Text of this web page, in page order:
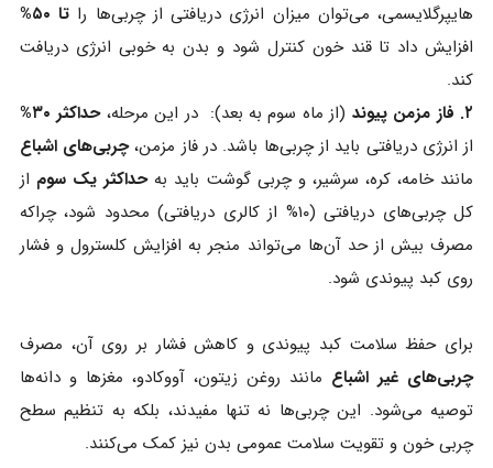
هایپرگلایسمی، می‌توان میزان انرژی دریافتی از چربی‌ها را تا ۵۰%
افزایش داد تا قند خون کنترل شود و بدن به خوبی انرژی دریافت
کند.
۲. فاز مزمن پیوند
(از ماه سوم به بعد): در این مرحله،حداکثر ۳۰%
از انرژی دریافتی باید از چربی‌ها باشد. در فاز مزمن،چربی‌های اشباع
مانند خامه، کره، سرشیر، و چربی گوشت باید بهحداکثر یک سوم از
کل چربی‌های دریافتی (۱۰% از کالری دریافتی) محدود شود، چراکه
مصرف بیش از حد آن‌ها می‌تواند منجر به افزایش کلسترول و فشار
روی کبد پیوندی شود.
برای حفظ سلامت کبد پیوندی و کاهش فشار بر روی آن، مصرف
چربی‌های غیر اشباع مانند روغن زیتون، آووکادو، مغزها و دانه‌ها
توصیه می‌شود. این چربی‌ها نه تنها مفیدند، بلکه به تنظیم سطح
چربی خون و تقویت سلامت عمومی بدن نیز کمک می‌کنند.